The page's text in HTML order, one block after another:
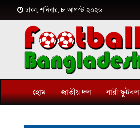
ঢাকা, শনিবার, ৮ আগস্ট ২০২৬
হোম জাতীয় দল নারী ফুটবল